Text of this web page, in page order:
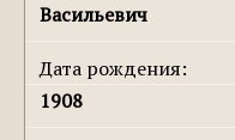
Васильевич
Дата рождения:
1908